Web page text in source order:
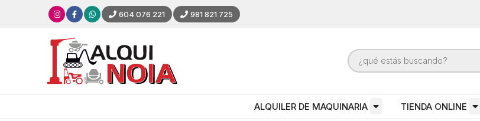
604 076 221 981 821 725
ALQUILER DE MAQUINARIA TIENDA ONLINE